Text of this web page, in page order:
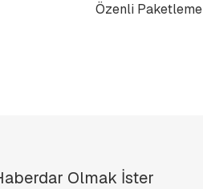
Özenli Paketleme
Olmak İster